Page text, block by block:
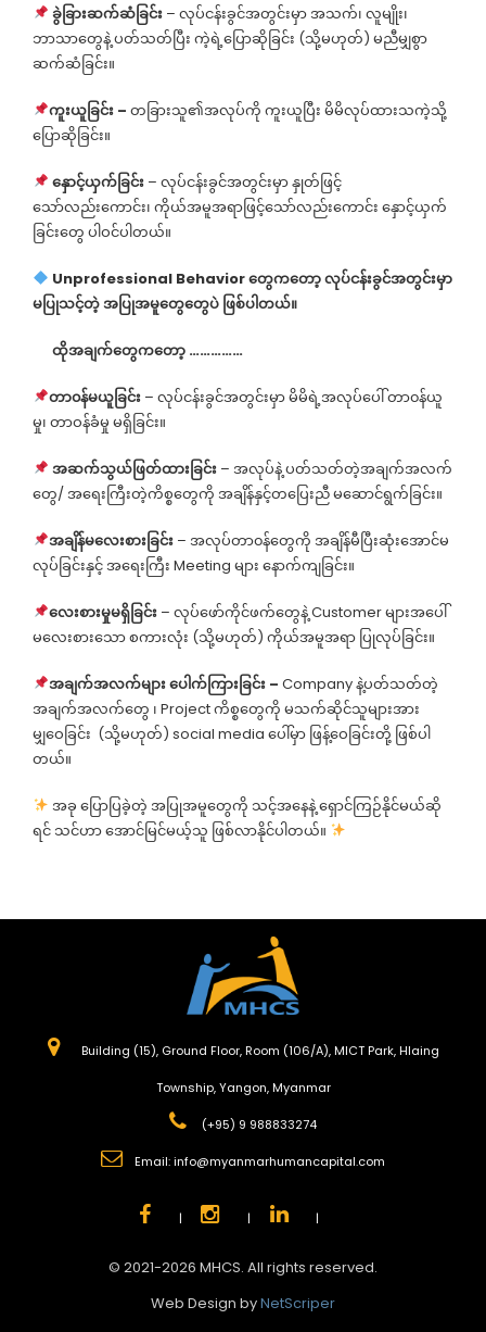
ခွဲခြားဆက်ဆံခြင်း– လုပ်ငန်းခွင်အတွင်းမှာ အသက်၊ လူမျိုး၊
ဘာသာတွေနဲ့ ပတ်သတ်ပြီး ကဲ့ရဲ့ပြောဆိုခြင်း (သို့မဟုတ်) မညီမျှစွာ
ဆက်ဆံခြင်း။
ကူးယူခြင်း – တခြားသူ၏အလုပ်ကို ကူးယူပြီး မိမိလုပ်ထားသကဲ့သို့
ပြောဆိုခြင်း။
နှောင့်ယှက်ခြင်း– လုပ်ငန်းခွင်အတွင်းမှာ နှုတ်ဖြင့်
သော်လည်းကောင်း၊ ကိုယ်အမူအရာဖြင့်သော်လည်းကောင်း နှောင့်ယှက်
ခြင်းတွေ ပါဝင်ပါတယ်။
Unprofessional Behaviorတွေကတော့ လုပ်ငန်းခွင်အတွင်းမှာ
မပြုသင့်တဲ့အပြုအမူတွေတွေပဲ ဖြစ်ပါတယ်။
ထိုအချက်တွေကတော့ ……………
တာ၀န်မယူခြင်း – လုပ်ငန်းခွင်အတွင်းမှာ မိမိရဲ့အလုပ်ပေါ် တာ၀န်ယူ
မှု၊ တာဝန်ခံမှု မရှိခြင်း။
အဆက်သွယ်ဖြတ်ထားခြင်း– အလုပ်နဲ့ ပတ်သတ်တဲ့အချက်အလက်
တွေ/ အရေးကြီးတဲ့ကိစ္စတွေကို အချိန်နှင့်တပြေးညီ မဆောင်ရွက်ခြင်း။
အချိန်မလေးစားခြင်း– အလုပ်တာ၀န်တွေကို အချိန်မီပြီးဆုံးအောင်မ
လုပ်ခြင်းနှင့် အရေးကြီး Meeting များ နောက်ကျခြင်း။
လေးစားမှုမရှိခြင်း– လုပ်ဖော်ကိုင်ဖက်တွေနဲ့ Customer များအပေါ်
မလေးစားသော စကားလုံး (သို့မဟုတ်) ကိုယ်အမူအရာ ပြုလုပ်ခြင်း။
အချက်အလက်များ ပေါက်ကြားခြင်း – Company နဲ့ပတ်သတ်တဲ့
အချက်အလက်တွေ ၊ Project ကိစ္စတွေကို မသက်ဆိုင်သူများအား
မျှဝေခြင်း (သို့မဟုတ်) social media ပေါ်မှာ ဖြန့်ဝေခြင်းတို့ ဖြစ်ပါ
တယ်။
အခု ပြောပြခဲ့တဲ့ အပြုအမူတွေကို သင့်အနေနဲ့ ရှောင်ကြဉ်နိုင်မယ်ဆို
ရင် သင်ဟာ အောင်မြင်မယ့်သူ ဖြစ်လာနိုင်ပါတယ်။
Building (15), Ground Floor, Room (106/A), MICT Park, Hlaing
Township, Yangon, Myanmar
(+95) 9 988833274
Email:info@myanmarhumancapital.com
| | |
© 2021-2026 MHCS. All rights reserved.
Web Design byNetScriper